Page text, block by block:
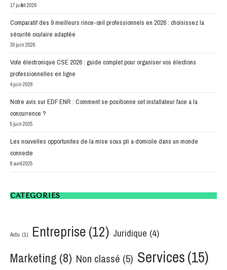
17 juillet 2026
Comparatif des 9 meilleurs rince-œil professionnels en 2026 : choisissez la
sécurité oculaire adaptée
30 juin 2026
Vote électronique CSE 2026 : guide complet pour organiser vos élections
professionnelles en ligne
4 juin 2026
Notre avis sur EDF ENR : Comment se positionne cet installateur face a la
concurrence ?
5 juin 2025
Les nouvelles opportunites de la mise sous pli a domicile dans un monde
connecte
8 avril 2025
CATÉGORIES
Actu (1) Entreprise(12) Juridique (4)
Marketing (8) Non classé (5) Services(15)